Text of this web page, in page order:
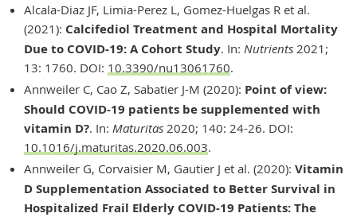
Alcala-Diaz JF, Limia-Perez L, Gomez-Huelgas R et al.
(2021): Calcifediol Treatment and Hospital Mortality
Due to COVID-19: A Cohort Study. In: Nutrients 2021;
13: 1760. DOI: 10.3390/nu13061760.
Annweiler C, Cao Z, Sabatier J-M (2020): Point of view:
Should COVID-19 patients be supplemented with
vitamin D?. In: Maturitas 2020; 140: 24-26. DOI:
10.1016/j.maturitas.2020.06.003.
Annweiler G, Corvaisier M, Gautier J et al. (2020): Vitamin
D Supplementation Associated to Better Survival in
Hospitalized Frail Elderly COVID-19 Patients: The